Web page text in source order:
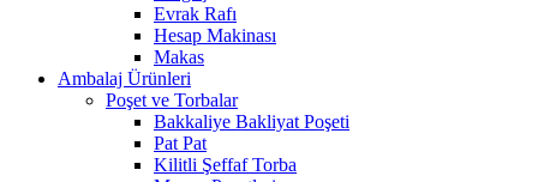
Evrak Rafı
Hesap Makinası
Makas
Ambalaj Ürünleri
Poşet ve Torbalar
Bakkaliye Bakliyat Poşeti
Pat Pat
Kilitli Şeffaf Torba